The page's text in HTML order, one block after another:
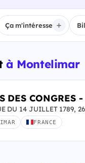
Ça m'intéresse
à Montelimar
DES CONGRES
DU 14 JUILLET 1789,
FRANCE